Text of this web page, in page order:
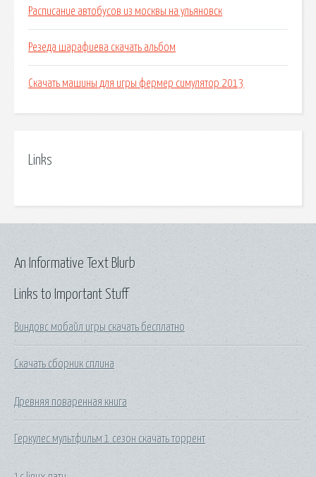
Расписание автобусов из москвы на ульяновск
Резеда шарафиева скачать альбом
Скачать машины для игры фермер симулятор 2013
Links
Links to Important Stuff
Виндовс мобайл игры скачать бесплатно
Скачать сборник сплина
Древняя поваренная книга
Геркулес мультфильм 1 сезон скачать торрент
An Informative Text Blurb